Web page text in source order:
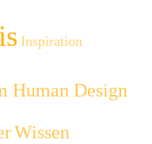
Inspiration
Human Design
Wissen